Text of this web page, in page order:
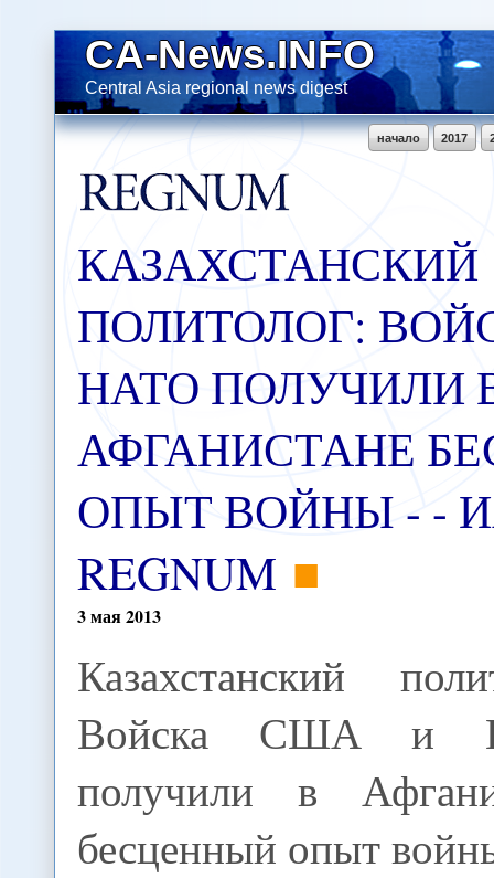
CA-News.INFO
Central Asia regional news digest
2017
начало
КАЗАХСТАНСКИЙ
ПОЛИТОЛОГ:
НАТО ПОЛУЧИЛИ
АФГАНИСТАНЕ
ОПЫТ ВОЙНЫ - -
REGNUM
3мая2013
Казахстанский
Войска США и
получили в
бесценный опыт